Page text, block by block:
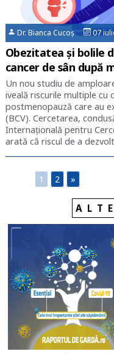
Dr. Bianca Cucoș 07
Obezitatea și bolile
cancer de sân după
Un nou studiu de
iveală riscurile multiple cu
postmenopauză care au
(BCV). Cercetarea,
Internațională pentru
arată că riscul de a
1 2 »